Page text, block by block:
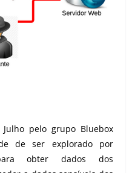
pelo grupo Bluebox
de ser explorado por
obter dados dos